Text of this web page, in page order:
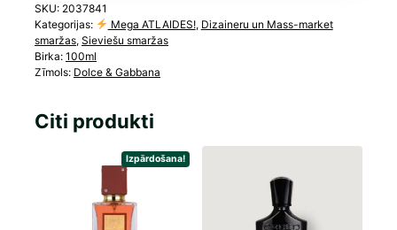
SKU: 2037841
Kategorijas:
Mega ATLAIDES!, Dizaineru un Mass-market
smaržas, Sieviešu smaržas
Birka: 100ml
Zīmols: Dolce & Gabbana
Citi produkti
Izpārdošana!